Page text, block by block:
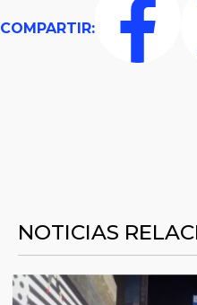
COMPARTIR:
NOTICIAS